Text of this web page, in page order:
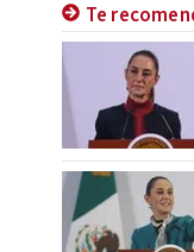
Te